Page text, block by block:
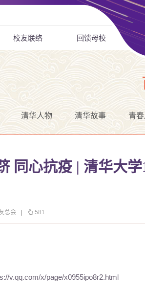
校友联络 回馈母校
清华人物 清华故事 青
同心抗疫 | 清华大
总会 581
v.qq.com/x/page/x0955ipo8r2.html